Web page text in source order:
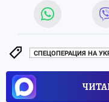
СПЕЦОПЕРАЦИЯ НА